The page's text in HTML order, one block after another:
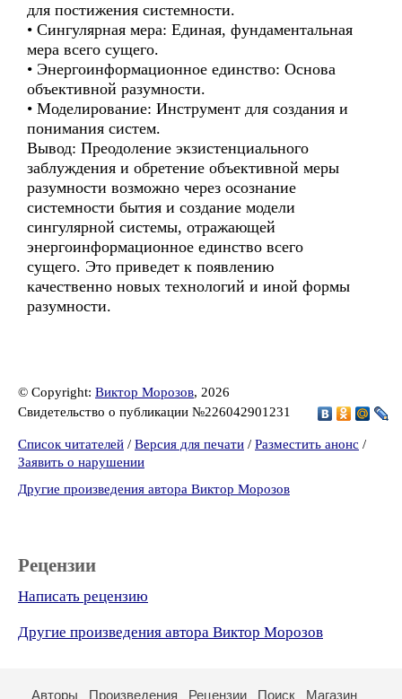
для постижения системности.
• Сингулярная мера: Единая, фундаментальная
мера всего сущего.
• Энергоинформационное единство: Основа
объективной разумности.
• Моделирование: Инструмент для создания и
понимания систем.
Вывод: Преодоление экзистенциального
заблуждения и обретение объективной меры
разумности возможно через осознание
системности бытия и создание модели
сингулярной системы, отражающей
энергоинформационное единство всего
сущего. Это приведет к появлению
качественно новых технологий и иной формы
разумности.
© Copyright: Виктор Морозов, 2026
Свидетельство о публикации №226042901231
Список читателей / Версия для печати / Разместить анонс /
Заявить о нарушении
Другие произведения автора Виктор Морозов
Рецензии
Написать рецензию
Другие произведения автора Виктор Морозов
Авторы Произведения Рецензии Поиск Магазин